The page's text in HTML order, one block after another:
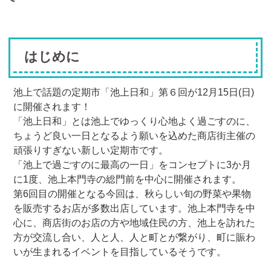
はじめに
池上で話題の定期市「池上日和」第６回が12月15日(日)
に開催されます！
「池上日和」とは池上でゆっくり心地よく過ごすのに、
ちょうど良い一日となるよう願いを込めた商店街主催の
頑張りすぎない新しい定期市です。
「池上で過ごすのに最高の一日」をコンセプトに3か月
に1度、池上本門寺の総門前を中心に開催されます。
第6回目の開催となる今回は、秋らしい旬の野菜や果物
を販売するお店が多数出店しています。池上本門寺を中
心に、商店街のお店の方や地域住民の方、池上を訪れた
方が交流し合い、人と人、人と町とが繋がり、町に賑わ
いが生まれるイベントを目指しているそうです。